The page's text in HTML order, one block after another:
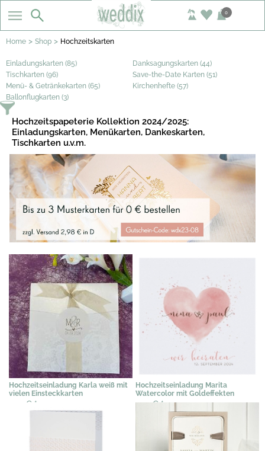
0
Home > Shop > Hochzeitskarten
Einladungskarten (85)
Danksagungskarten (44)
Tischkarten (96)
Save-the-Date Karten (51)
Menü- & Getränkekarten (65)
Kirchenhefte (57)
Ballonflugkarten (3)
Hochzeitspapeterie Kollektion 2024/2025:
Einladungskarten, Menükarten, Dankeskarten,
Tischkarten u.v.m.
Hochzeitseinladung Karla weiß mit
vielen Einsteckkarten
2,19 € *
Hochzeitseinladung Marita
Watercolor mit Goldeffekten
2,19 €*